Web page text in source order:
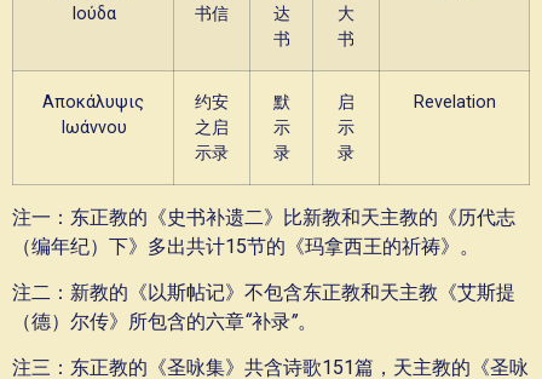
Ιούδα
书信
达
书
大
书
Αποκάλυψις
Ιωάννου
约安
之启
示录
默
示
录
启
示
录
Revelation
注一：东正教的《史书补遗二》比新教和天主教的《历代志
（编年纪）下》多出共计15节的《玛拿西王的祈祷》。
注二：新教的《以斯帖记》不包含东正教和天主教《艾斯提
（德）尔传》所包含的六章“补录”。
注三：东正教的《圣咏集》共含诗歌151篇，天主教的《圣咏